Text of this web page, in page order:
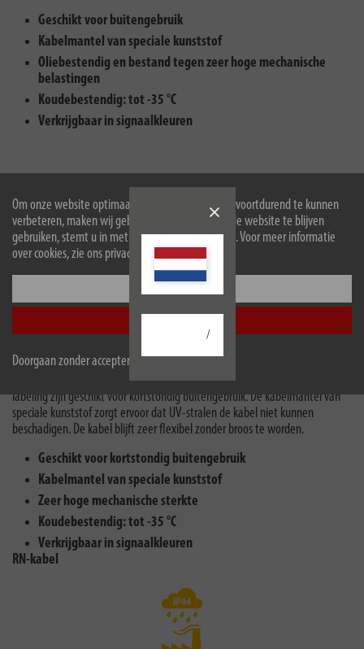
Om onze website optimaal voor u in te richten en voortdurend te kunnen
verbeteren, maken wij gebruik van cookies. Door de website te blijven
gebruiken, stemt u in met het gebruik van cookies. Voor meer informatie
over cookies, zie ons privacybeleid.
Doorgaan zonder accepteren
/
Geschikt voor buitengebruik
Kabelmantel van speciale kunststof
Oliebestendig en bestand tegen zeer hoge mechanische
belastingen
Koudebestendig: tot -35 °C
Verkrijgbaar in signaalkleuren
BREMAXX® (V3V3-kabel, nominale spanning “N05”)
Voor kortstondig buitengebruik
Kabelhaspels of verlengkabels met BREMAXX® kabelkwaliteit en “N05”
labeling zijn geschikt voor kortstondig buitengebruik. De kabelmantel van
speciale kunststof zorgt ervoor dat UV-stralen de kabel niet kunnen
beschadigen. De kabel blijft zeer flexibel zonder broos te worden.
Geschikt voor kortstondig buitengebruik
Kabelmantel van speciale kunststof
Zeer hoge mechanische sterkte
Koudebestendig: tot -35 °C
Verkrijgbaar in signaalkleuren
RN-kabel